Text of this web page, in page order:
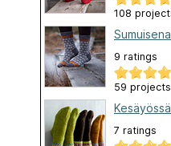
108
9 ratings
59 projects
Kesäyössä
7 ratings